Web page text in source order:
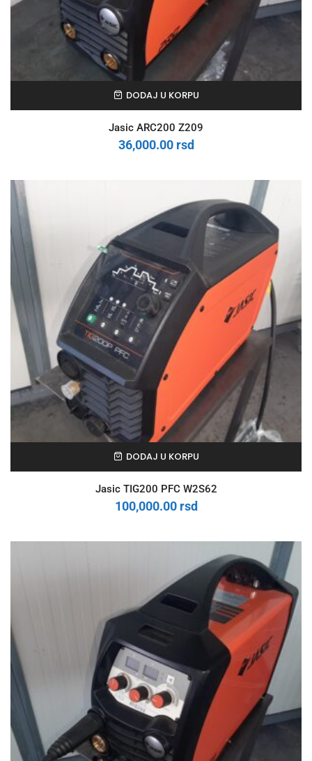
DODAJ U KORPU
Jasic ARC200 Z209
36,000.00 rsd
DODAJ U KORPU
Jasic TIG200 PFC W2S62
100,000.00 rsd